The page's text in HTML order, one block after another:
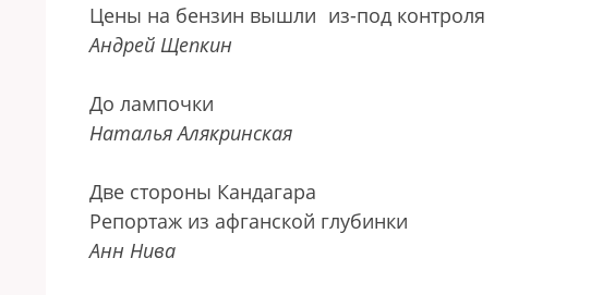
Цены на бензин вышли из-под контроля
Андрей Щепкин
До лампочки
Наталья Алякринская
Две стороны Кандагара
Репортаж из афганской глубинки
Анн Нива